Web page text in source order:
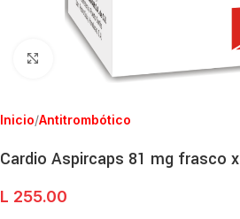
Clic para ampliar
Inicio/Antitrombótico
Cardio Aspircaps 81 mg frasco
L 255.00